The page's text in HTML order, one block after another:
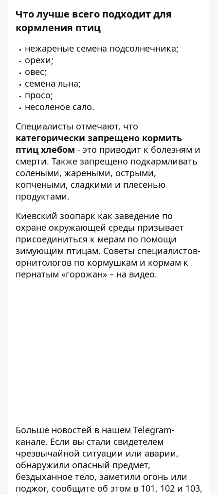
Что лучше всего подходит для
кормления птиц
нежареные семена подсолнечника;
орехи;
овес;
семена льна;
просо;
несоленое сало.
Специалисты отмечают, что
категорически запрещено кормить
птиц хлебом - это приводит к болезням и
смерти. Также запрещено подкармливать
солеными, жареными, острыми,
копчеными, сладкими и плесенью
продуктами.
Киевский зоопарк как заведение по
охране окружающей среды призывает
присоединиться к мерам по помощи
зимующим птицам. Советы специалистов-
орнитологов по кормушкам и кормам к
пернатым «горожан» – на видео.
Больше новостей в нашем Telegram-
канале. Если вы стали свидетелем
чрезвычайной ситуации или аварии,
обнаружили опасный предмет,
бездыханное тело, заметили огонь или
поджог, сообщите об этом в 101, 102 и 103,